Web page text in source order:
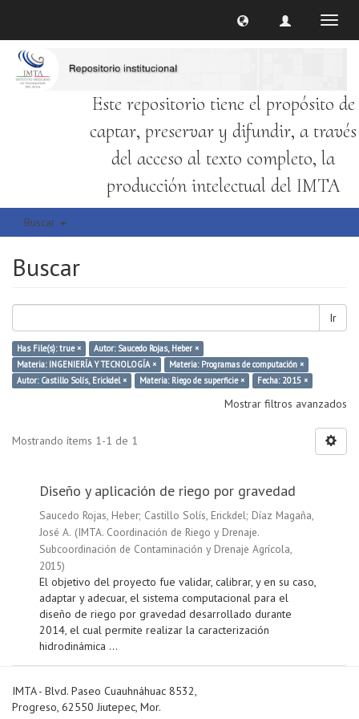
Este repositorio tiene el propósito de
captar, preservar y difundir, a través
del acceso al texto completo, la
producción intelectual del IMTA
Buscar
Buscar
Ir
Has File(s): true ×
Autor: Saucedo Rojas, Heber ×
Materia: INGENIERÍA Y TECNOLOGÍA ×
Materia: Programas de computación ×
Autor: Castillo Solís, Erickdel ×
Materia: Riego de superficie × Fecha: 2015 ×
Mostrar filtros avanzados
Mostrando ítems 1-1 de 1
Diseño y aplicación de riego por gravedad
Saucedo Rojas, Heber; Castillo Solís, Erickdel; Díaz Magaña,
José A. (IMTA. Coordinación de Riego y Drenaje.
Subcoordinación de Contaminación y Drenaje Agrícola,
2015)
El objetivo del proyecto fue validar, calibrar, y en su caso,
adaptar y adecuar, el sistema computacional para el
diseño de riego por gravedad desarrollado durante
2014, el cual permite realizar la caracterización
hidrodinámica ...
IMTA - Blvd. Paseo Cuauhnáhuac 8532,
Progreso, 62550 Jiutepec, Mor.